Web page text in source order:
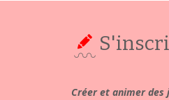
Créer et animer des